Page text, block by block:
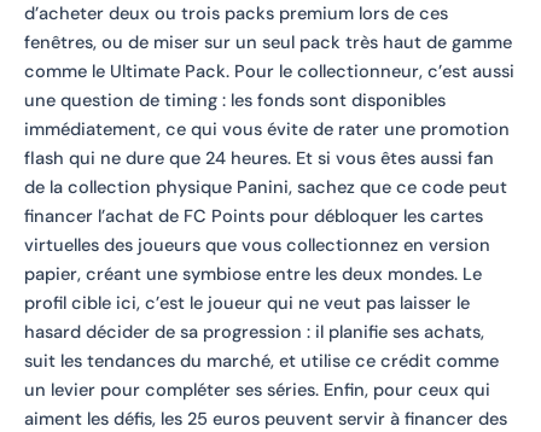
d’acheter deux ou trois packs premium lors de ces
fenêtres, ou de miser sur un seul pack très haut de gamme
comme le Ultimate Pack. Pour le collectionneur, c’est aussi
une question de timing : les fonds sont disponibles
immédiatement, ce qui vous évite de rater une promotion
flash qui ne dure que 24 heures. Et si vous êtes aussi fan
de la collection physique Panini, sachez que ce code peut
financer l’achat de FC Points pour débloquer les cartes
virtuelles des joueurs que vous collectionnez en version
papier, créant une symbiose entre les deux mondes. Le
profil cible ici, c’est le joueur qui ne veut pas laisser le
hasard décider de sa progression : il planifie ses achats,
suit les tendances du marché, et utilise ce crédit comme
un levier pour compléter ses séries. Enfin, pour ceux qui
aiment les défis, les 25 euros peuvent servir à financer des